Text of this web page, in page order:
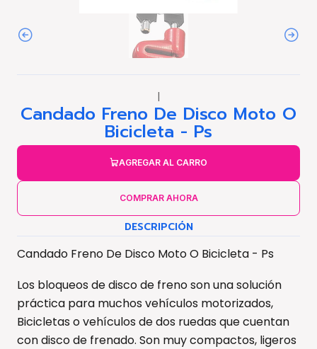
|
Candado Freno De Disco Moto O
Bicicleta - Ps
AGREGAR AL CARRO
COMPRAR AHORA
DESCRIPCIÓN
Candado Freno De Disco Moto O Bicicleta - Ps
Los bloqueos de disco de freno son una solución
práctica para muchos vehículos motorizados,
Bicicletas o vehículos de dos ruedas que cuentan
con disco de frenado. Son muy compactos, ligeros